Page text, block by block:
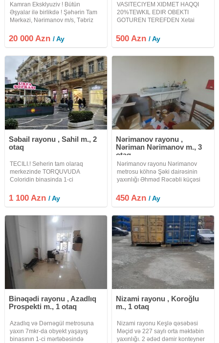
Kamran Eksklyuziv ! Bütün
Əşyalar ilə birlikdə ! Şəhərin Tam
Mərkəzi, Nərimanov m/s, Təbriz
ayrıca tikili 3 Mərtəbəli Qeyri-
yaşayış sahəsi icarəyə verilir.
20 000 Azn/ Ay
VASITECIYEM XIDMET HAQQI
20%TEWKIL EDIR OBEKTI
GOTUREN TEREFDEN Xetai
70 kvadratliq obyekt istehsalat
ucun icareye verilir.Sirniyyat,
500 Azn/ Ay
Səbail rayonu , Sahil m., 2
otaq
TECILI.! Seherin tam olaraq
merkezinde TORQUVUDA
Coloridin binasinda 1-ci
OFIS icareye verilir yeni temir
olunub ve temirden sonra
kamunallar movcuddur etraf tam
1 100 Azn/ Ay
Nərimanov rayonu ,
Nəriman Nərimanov m., 3
otaq
Nərimanov rayonu Nərimanov
metrosu köhnə Şəki dairəsinin
yaxınlığı Əhməd Rəcəbli küçəsi
yerləşir. Hər zaman ofis anbar kimi
istifadə olunub otaqda pəncərə
450 Azn/ Ay
Binəqədi rayonu , Azadlıq
Prospekti m., 1 otaq
Azadlıq və Dərnəgül metrosuna
yaxın 7mkr-da obyekt yaşayış
binasının 1-ci mərtəbəsində
Nizami rayonu , Koroğlu
m., 1 otaq
Nizami rayonu Keşlə qəsəbəsi
Məçid və 227 saylı orta məktəbin
yaxınlığı. 2 ədəd dəmir konteyner